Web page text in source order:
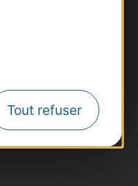
Tout refuser